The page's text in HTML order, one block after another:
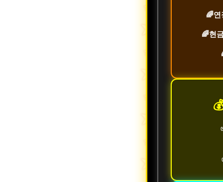
🌈연
🌈현